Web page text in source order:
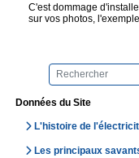
Données du Site
L'histoire de
Les principaux
C'est dommage
sur vos photos,